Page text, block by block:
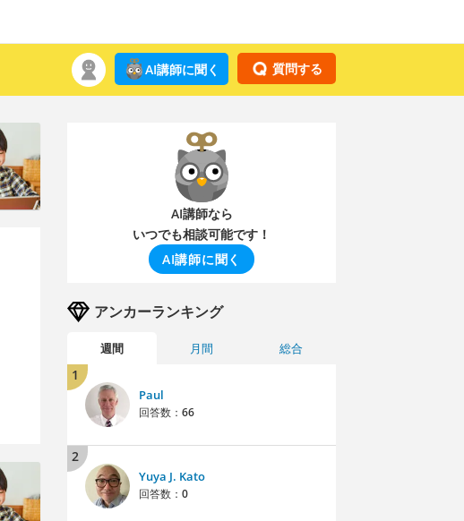
質問する
AI講師に聞く
AI講師なら
いつでも相談可能です！
AI講師に聞く
アンカーランキング
週間 月間 総合
1
Paul
回答数： 66
2
Yuya J. Kato
回答数： 0